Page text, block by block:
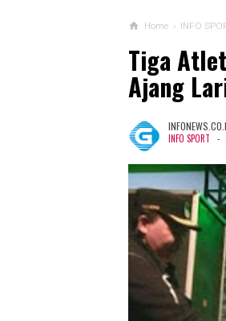
Home › INFO
Tiga
Ajang
INFO SPORT -